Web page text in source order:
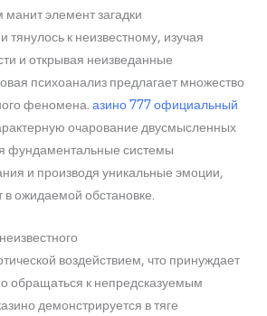
элемент загадки
тянулось к неизвестному, изучая
и открывая неизведанные
психоанализ предлагает множество
феномена.азино 777 официальный
очарование двусмысленных
фундаментальные системы
и производя уникальные эмоции,
в ожидаемой обстановке.
воздействием, что принуждает
обращаться к непредсказуемым
демонстрируется в тяге